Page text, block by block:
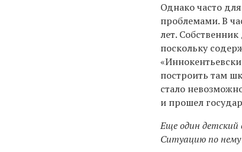
Однако часто
проблемами. В
лет.
поскольку
построить там
стало
и прошел
Еще один детский
Ситуацию по